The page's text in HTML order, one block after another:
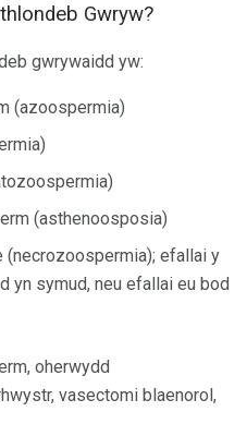
Gwryw?
gwrywaidd yw:
(azoospermia)
(asthenoosposia)
efallai y
yn symud, neu efallai eu bod
oherwydd
vasectomi blaenorol,